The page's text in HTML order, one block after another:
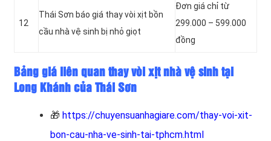
12
Thái Sơn báo giá thay vòi xịt bồn
cầu nhà vệ sinh bị nhỏ giọt
Đơn giá chỉ từ
299.000 – 599.000
đồng
Bảng giá liên quan thay vòi xịt nhà vệ sinh tại
Long Khánh của Thái Sơn
🎁 https://chuyensuanhagiare.com/thay-voi-xit-
bon-cau-nha-ve-sinh-tai-tphcm.html